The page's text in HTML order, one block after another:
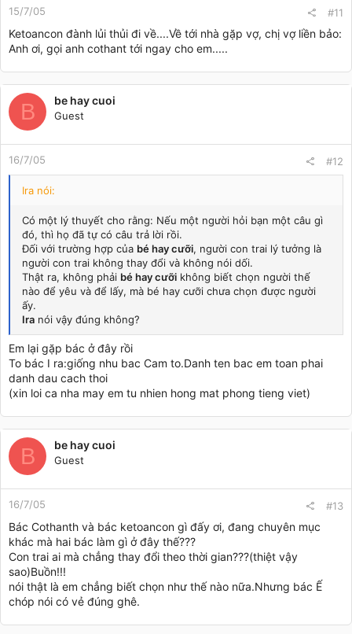
15/7/05 #11
Ketoancon đành lủi thủi đi về....Về tới nhà gặp vợ, chị vợ liền bảo:
Anh ơi, gọi anh cothant tới ngay cho em.....
B be hay cuoi
Guest
16/7/05 #12
Ira nói:
Có một lý thuyết cho rằng: Nếu một người hỏi bạn một câu gì
đó, thì họ đã tự có câu trả lời rồi.
Đối với trường hợp của bé hay cưỡi, người con trai lý tưởng là
người con trai không thay đổi và không nói dối.
Thật ra, không phải bé hay cưỡi không biết chọn người thế
nào để yêu và để lấy, mà bé hay cưỡi chưa chọn được người
ấy.
Ira nói vậy đúng không?
Em lại gặp bác ở đây rồi
To bác I ra:giống nhu bac Cam to.Danh ten bac em toan phai
danh dau cach thoi
(xin loi ca nha may em tu nhien hong mat phong tieng viet)
B be hay cuoi
Guest
16/7/05 #13
Bác Cothanth và bác ketoancon gì đấy ơi, đang chuyên mục
khác mà hai bác làm gì ở đây thế???
Con trai ai mà chẳng thay đổi theo thời gian???(thiệt vậy
sao)Buồn!!!
nói thật là em chẳng biết chọn như thế nào nữa.Nhưng bác Ế
chóp nói có vẻ đúng ghê.